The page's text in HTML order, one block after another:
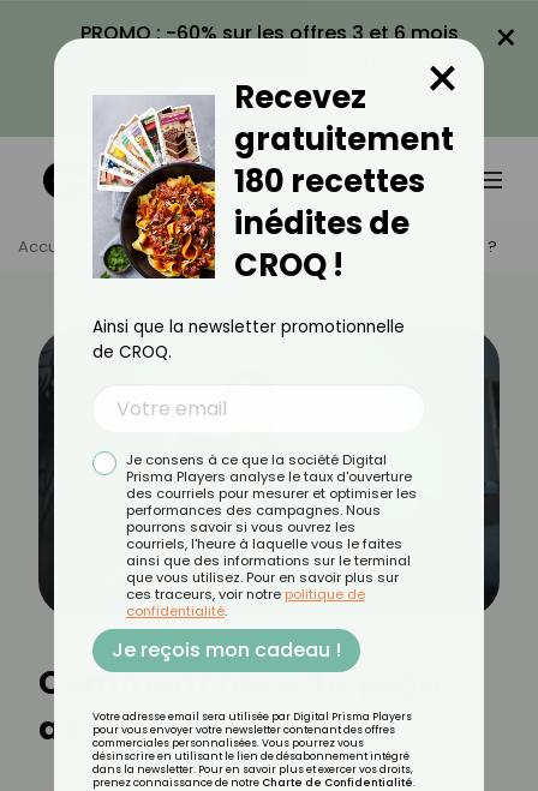
PROMO : -60% sur les offres 3 et 6 mois
VOIR LA PROMO
×
Accueil Actus Sport Comment Faire Du Yoga Assis ?
Comment faire du yoga
assis ?
Recevez
gratuitement
180 recettes
inédites de
CROQ !
×
Ainsi que la newsletter promotionnelle
de CROQ.
Je consens à ce que la société Digital
Prisma Players analyse le taux d'ouverture
des courriels pour mesurer et optimiser les
performances des campagnes. Nous
pourrons savoir si vous ouvrez les
courriels, l'heure à laquelle vous le faites
ainsi que des informations sur le terminal
que vous utilisez. Pour en savoir plus sur
ces traceurs, voir notre politique de
confidentialité.
Je reçois mon cadeau !
Votre adresse email sera utilisée par Digital Prisma Players
pour vous envoyer votre newsletter contenant des offres
commerciales personnalisées. Vous pourrez vous
désinscrire en utilisant le lien de désabonnement intégré
dans la newsletter. Pour en savoir plus et exercer vos droits,
prenez connaissance de notre Charte de Confidentialité.